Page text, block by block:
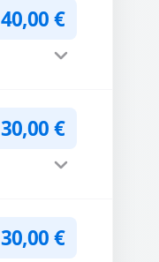
40,00€
30,00€
30,00€